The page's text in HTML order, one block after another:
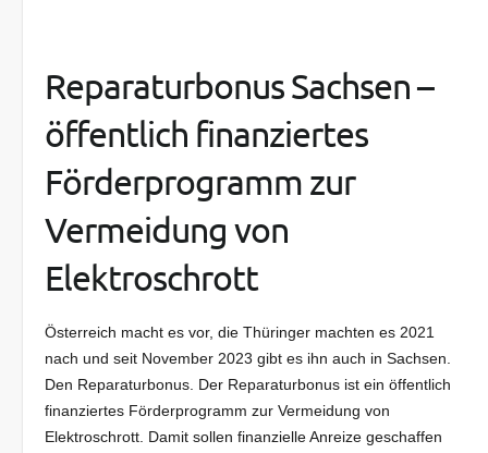
Reparaturbonus Sachsen –
öffentlich finanziertes
Förderprogramm zur
Vermeidung von
Elektroschrott
Österreich macht es vor, die Thüringer machten es 2021
nach und seit November 2023 gibt es ihn auch in Sachsen.
Den Reparaturbonus. Der Reparaturbonus ist ein öffentlich
finanziertes Förderprogramm zur Vermeidung von
Elektroschrott. Damit sollen finanzielle Anreize geschaffen